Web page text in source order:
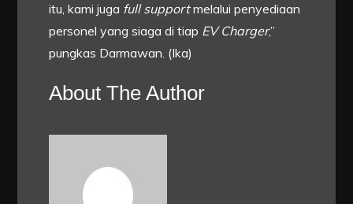
itu, kami juga full supportmelalui penyediaan
personel yang siaga di tiap EV Charger,”
pungkas Darmawan. (Ika)
About The Author